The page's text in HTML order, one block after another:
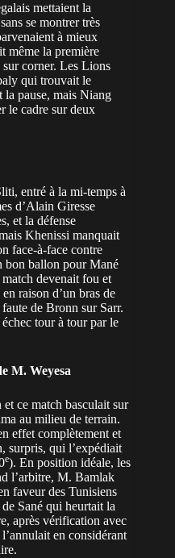
mettaient la
se montrer très
à mieux
même la première
sur corner. Les Lions
qui trouvait le
la pause, mais Niang
le cadre sur deux
entré à la mi-temps à
d’Alain Giresse
et la défense
Khenissi manquait
face-à-face contre
bon ballon pour Mané
devenait fou et
raison d’un bras de
de Bronn sur Sarr.
tour à tour par le
M. Weyesa
ce match basculait sur
au milieu de terrain.
effet complètement et
surpris, qui l’expédiait
e). En position idéale, les
l’arbitre, M. Bamlak
faveur des Tunisiens
Sané qui heurtait la
après vérification avec
en considérant